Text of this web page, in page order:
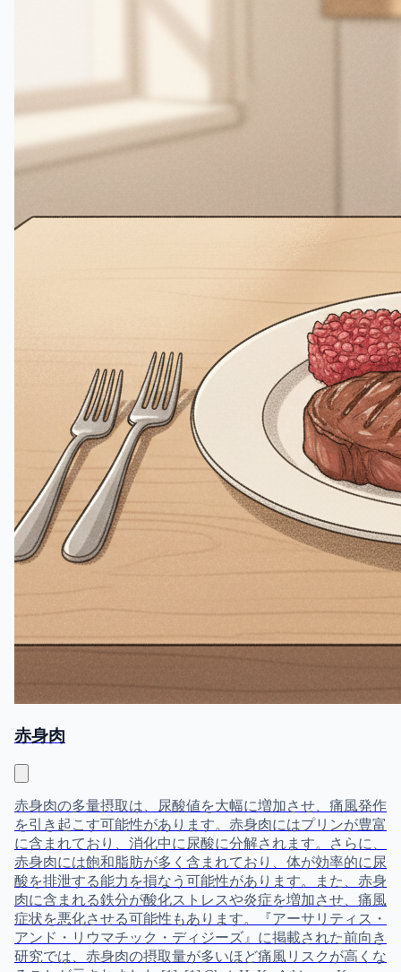
赤身肉の多量摂取は、尿酸値を大幅に増加させ、痛風発作
に含まれており、消化中に尿酸に分解されます。さらに、
肉に含まれる鉄分が酸化ストレスや炎症を増加させ、痛風
症状を悪化させる可能性もあります。『アーサリティス・
アンド・リウマチック・ディジーズ』に掲載された前向き
研究では、赤身肉の摂取量が多いほど痛風リスクが高くな
ることが示されました [1], [1] Choi, H. K., Atkinson, K.,
Karlson, E. W., Willett, W., & Curhan, G. (2004). Purine-rich
foods, dairy and protein intake, and the risk of gout in men.
Annals of the Rheumatic Diseases, 63(1), 29-35.
食事 中程度